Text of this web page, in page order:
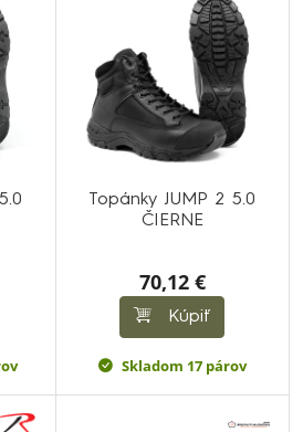
Topánky JUMP 2 5.0
ČIERNE
70,12 €
Kúpiť
Skladom 17 párov